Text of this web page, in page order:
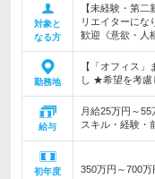
対象と
なる方
【未経験・第
リエイターにな
歓迎《意欲・人
勤務地
【「オフィス
し ★希望を考慮
給与
月給25万円～
スキル・経験・
初年度
350万円～700万